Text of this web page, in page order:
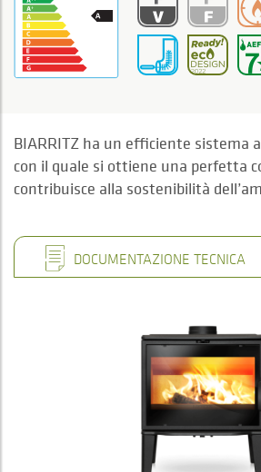
BIARRITZ ha un efficiente sistema
con il quale si ottiene una perfetta
contribuisce alla sostenibilità
DOCUMENTAZIONE TECNICA